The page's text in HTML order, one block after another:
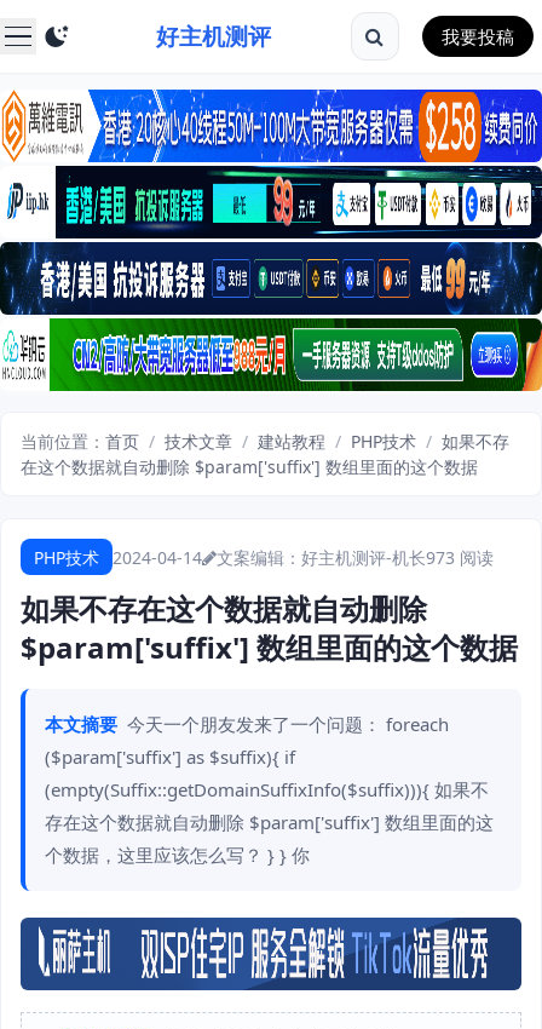
好主机测评 我要投稿
当前位置： 首页 / 技术文章 / 建站教程 / PHP技术 / 如果不存
在这个数据就自动删除 $param['suffix'] 数组里面的这个数据
PHP技术 2024-04-14 文案编辑：好主机测评-机长973 阅读
如果不存在这个数据就自动删除
$param['suffix'] 数组里面的这个数据
本文摘要 今天一个朋友发来了一个问题： foreach
($param['suffix'] as $suffix){ if
(empty(Suffix::getDomainSuffixInfo($suffix))){ 如果不
存在这个数据就自动删除 $param['suffix'] 数组里面的这
个数据，这里应该怎么写？ } } 你